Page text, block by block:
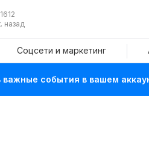
назад
Соцсети и маркетинг
события в вашем